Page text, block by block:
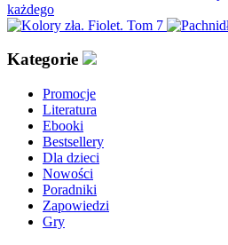
Kategorie
Promocje
Literatura
Ebooki
Bestsellery
Dla dzieci
Nowości
Poradniki
Zapowiedzi
Gry